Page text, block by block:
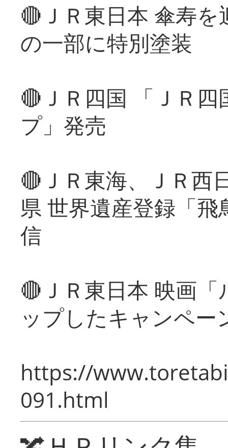
🔴ＪＲ東日本 傘寿
の一部に特別塗装
🔴ＪＲ四国 「ＪＲ
プ」発売
🔴ＪＲ東海、ＪＲ西
県 世界遺産登録「
信
🔴ＪＲ東日本 映画
ップしたキャンペー
https://
091.html